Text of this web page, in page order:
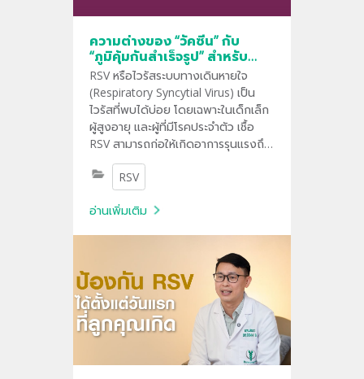
ความต่างของ “วัคซีน” กับ
“ภูมิคุ้มกันสำเร็จรูป” สำหรับ
RSV
RSV หรือไวรัสระบบทางเดินหายใจ
(Respiratory Syncytial Virus) เป็น
ไวรัสที่พบได้บ่อย โดยเฉพาะในเด็กเล็ก
ผู้สูงอายุ และผู้ที่มีโรคประจำตัว เชื้อ
RSV สามารถก่อให้เกิดอาการรุนแรงถึง
ขั้นปอดอักเสบหรือต้องนอนโรง
พยาบาลได้
RSV
อ่านเพิ่มเติม